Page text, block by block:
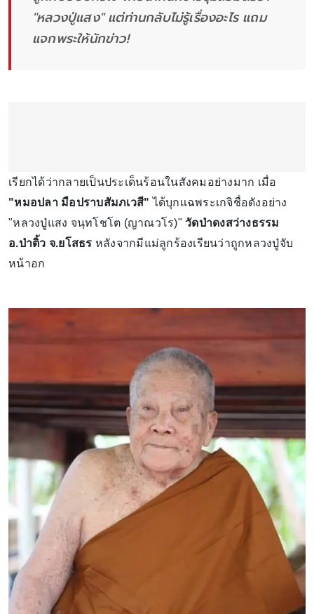
"หลวงปู่แสง" แต่ท่านกลับไม่รู้เรื่องอะไร แถม
แจกพระให้นักข่าว!
เรียกได้ว่ากลายเป็นประเด็นร้อนในสังคมอย่างมาก เมื่อ
"หมอปลา มือปราบสัมภเวสี" ได้บุกแฉพระเกจิชื่อดังอย่าง
"หลวงปู่แสง จนฺทโชโต (ญาณวโร)"​ วัดป่าดงสว่างธรรม
อ.ป่าติ้ว จ.ยโสธร หลังจากมีแม่ลูกร้องเรียนว่าถูกหลวงปู่จับ
หน้าอก